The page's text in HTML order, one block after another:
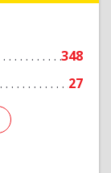
348
27
Подробнее